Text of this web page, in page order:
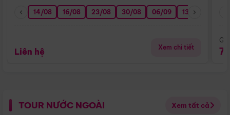
14/08 16/08 23/08 30/08 06/09 13/09
Liên hệ Xem chi tiết
TOUR NƯỚC NGOÀI Xem tất cả
Điểm nổi bật